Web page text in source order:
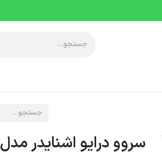
سروو درایو اشنایدر مدل LXM28AU15M3X